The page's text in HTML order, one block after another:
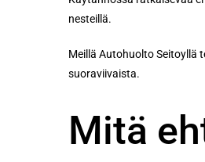
nesteillä.
Meillä Autohuolto Seitoyllä
suoraviivaista.
Mitä